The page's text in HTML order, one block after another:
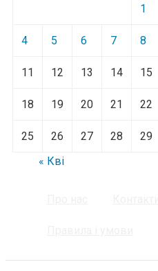
1
4 5 6 7 8
11 12 13 14 15
18 19 20 21 22
25 26 27 28 29
« Кві